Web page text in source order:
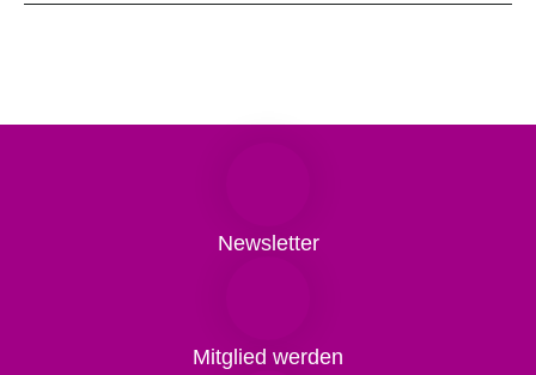
Newsletter
Mitglied werden